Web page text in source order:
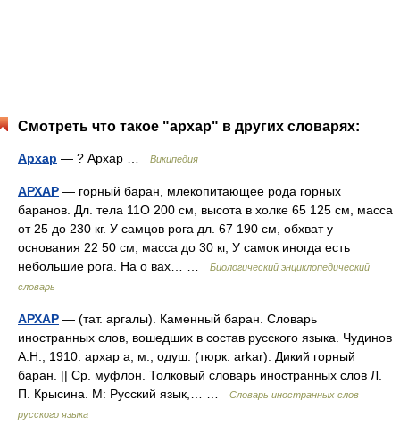
Смотреть что такое "архар" в других словарях:
Архар — ? Архар … Википедия
АРХАР — горный баран, млекопитающее рода горных
баранов. Дл. тела 11О 200 см, высота в холке 65 125 см, масса
от 25 до 230 кг. У самцов рога дл. 67 190 см, обхват у
основания 22 50 см, масса до 30 кг, У самок иногда есть
небольшие рога. На о вах… …
Биологический энциклопедический
словарь
АРХАР — (тат. аргалы). Каменный баран. Словарь
иностранных слов, вошедших в состав русского языка. Чудинов
А.Н., 1910. архар а, м., одуш. (тюрк. arkar). Дикий горный
баран. || Ср. муфлон. Толковый словарь иностранных слов Л.
П. Крысина. М: Русский язык,… …
Словарь иностранных слов
русского языка